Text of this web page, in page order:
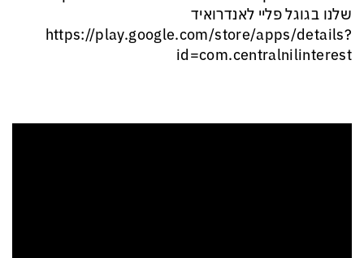
שלנו בגוגל פליי לאנדרואיד
‏https://play.google.com/store/apps/details?
id=com.centralnilinterest